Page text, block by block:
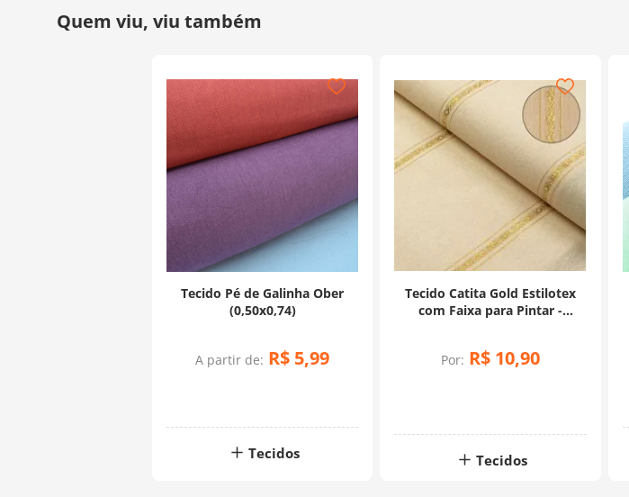
Tecido Pé de Galinha Ober
(0,50x0,74)
A partir de: R$ 5,99
Tecidos
Tecido Catita Gold Estilotex
com Faixa para Pintar -
Por: R$ 10,90
Tecidos